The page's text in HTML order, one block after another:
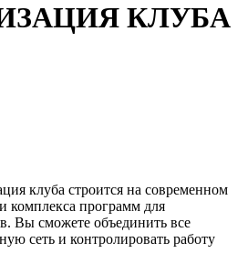
КЛУБА
клуба строится на современном
комплекса программ для
Вы сможете объединить все
сеть и контролировать работу